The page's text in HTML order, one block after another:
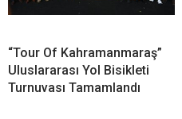
“Tour Of Kahramanmaraş”
Uluslararası Yol Bisikleti
Turnuvası Tamamlandı